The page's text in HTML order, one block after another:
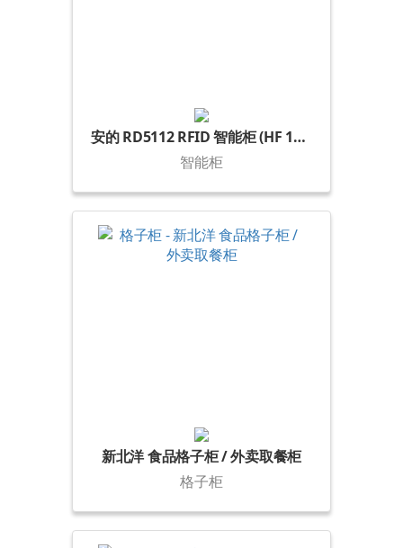
安的 RD5112 RFID 智能柜 (HF 13.56MHz)
智能柜
新北洋 食品格子柜 / 外卖取餐柜
格子柜